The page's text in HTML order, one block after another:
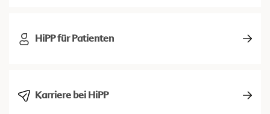
HiPP für Patienten
Karriere bei HiPP